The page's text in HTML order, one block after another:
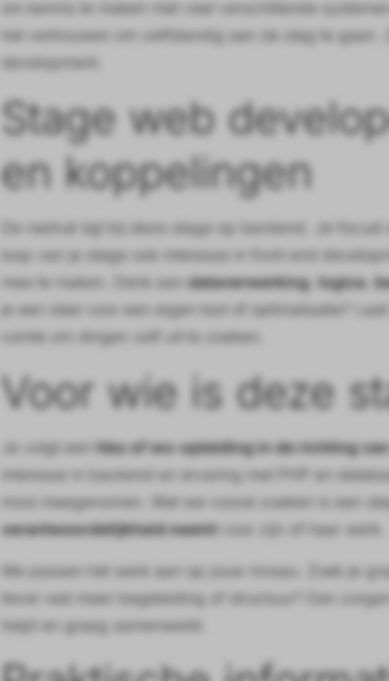
om kennis te maken met veel verschillende
het vertrouwen om zelfstandig aan de slag te
development.
Stage web
en koppelingen
De nadruk ligt bij deze stage op backend. Je
loop van je stage ook interesse in front end
mee te maken. Denk aan dataverwerking, logica,
je een idee voor een eigen tool of optimalisatie?
ruimte om dingen zelf uit te zoeken.
Voor wie is deze
Je volgt een hbo of wo-opleiding in de richting
interesse in backend en ervaring met PHP en
mooi meegenomen. Wat we vooral zoeken is een
verantwoordelijkheid neemt voor zijn of haar werk.
We passen het werk aan op jouw niveau. Zoek je
liever wat meer begeleiding of structuur? Dan
helpt en graag samenwerkt.